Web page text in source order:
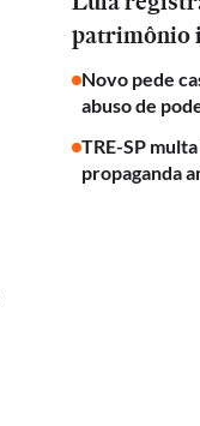
patrimônio
Novo pede
abuso de
TRE-SP
propaganda